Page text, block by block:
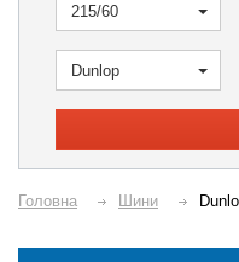
215/60
Dunlop
Головна Шини